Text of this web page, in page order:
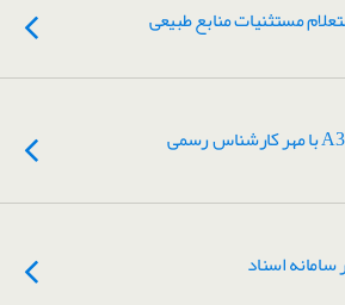
نقشه 2000/1 هوایی A3 با مهر کارشناس رسمی
اسناد